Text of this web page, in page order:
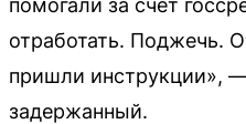
отработать. Поджечь.
пришли инструкции»,
задержанный.